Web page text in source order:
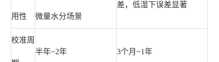
用性 微量水分场景
差，低湿下误差显著
校准周
半年~2年 3个月~1年